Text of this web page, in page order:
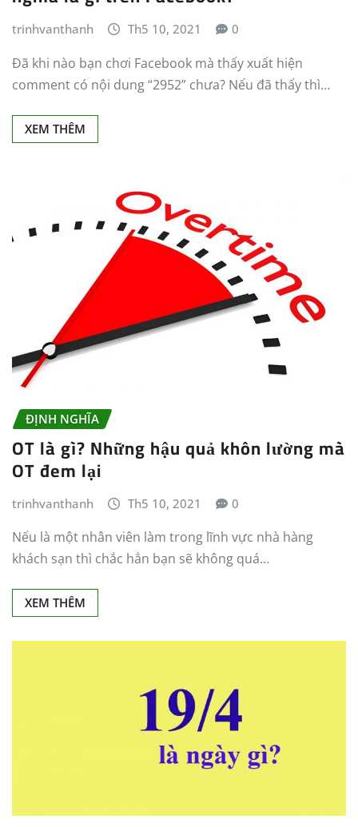
trinhvanthanh Th5 10, 2021 0
Đã khi nào bạn chơi Facebook mà thấy xuất hiện
comment có nội dung “2952” chưa? Nếu đã thấy thì…
XEM THÊM
ĐỊNH NGHĨA
OT là gì? Những hậu quả khôn lường mà
OT đem lại
trinhvanthanh Th5 10, 2021 0
Nếu là một nhân viên làm trong lĩnh vực nhà hàng
khách sạn thì chắc hẳn bạn sẽ không quá…
XEM THÊM